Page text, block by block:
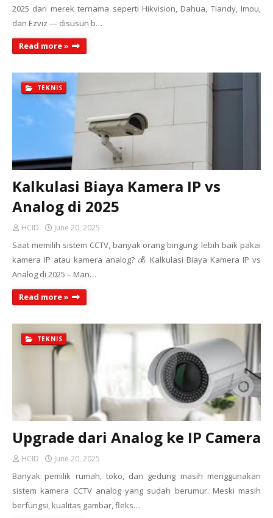
2025 dari merek ternama seperti Hikvision, Dahua, Tiandy, Imou,
dan Ezviz — disusun b…
Read more »
TEKNIS
Kalkulasi Biaya Kamera IP vs
Analog di 2025
HCID June 20, 2025
Saat memilih sistem CCTV, banyak orang bingung: lebih baik pakai
kamera IP atau kamera analog? 💰 Kalkulasi Biaya Kamera IP vs
Analog di 2025 – Man…
Read more »
TEKNIS
Upgrade dari Analog ke IP Camera
HCID June 20, 2025
Banyak pemilik rumah, toko, dan gedung masih menggunakan
sistem kamera CCTV analog yang sudah berumur. Meski masih
berfungsi, kualitas gambar, fleks…